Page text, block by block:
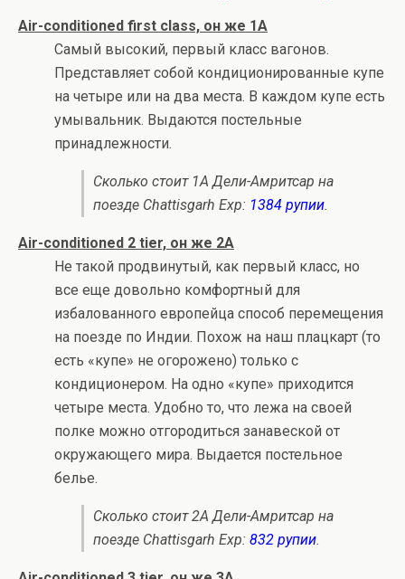
Air-conditioned first class, он же 1A
Самый высокий, первый класс вагонов.
Представляет собой кондиционированные купе
на четыре или на два места. В каждом купе есть
умывальник. Выдаются постельные
принадлежности.
Сколько стоит 1A Дели-Амритсар на
поезде Chattisgarh Exp: 1384 рупии.
Air-conditioned 2 tier, он же 2A
Не такой продвинутый, как первый класс, но
все еще довольно комфортный для
избалованного европейца способ перемещения
на поезде по Индии. Похож на наш плацкарт (то
есть «купе» не огорожено) только с
кондиционером. На одно «купе» приходится
четыре места. Удобно то, что лежа на своей
полке можно отгородиться занавеской от
окружающего мира. Выдается постельное
белье.
Сколько стоит 2A Дели-Амритсар на
поезде Chattisgarh Exp: 832 рупии.